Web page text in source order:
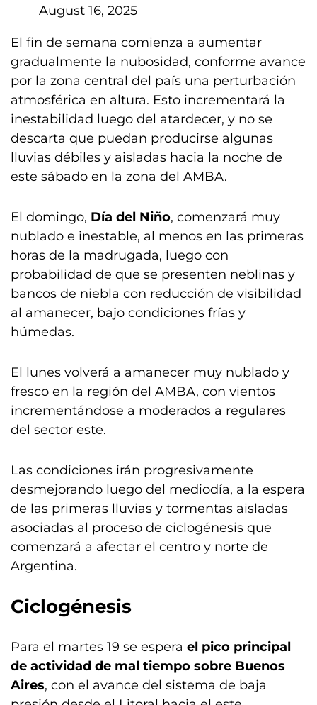
August 16, 2025
El fin de semana comienza a aumentar
gradualmente la nubosidad, conforme avance
por la zona central del país una perturbación
atmosférica en altura. Esto incrementará la
inestabilidad luego del atardecer, y no se
descarta que puedan producirse algunas
lluvias débiles y aisladas hacia la noche de
este sábado en la zona del AMBA.
El domingo, Día del Niño, comenzará muy
nublado e inestable, al menos en las primeras
horas de la madrugada, luego con
probabilidad de que se presenten neblinas y
bancos de niebla con reducción de visibilidad
al amanecer, bajo condiciones frías y
húmedas.
El lunes volverá a amanecer muy nublado y
fresco en la región del AMBA, con vientos
incrementándose a moderados a regulares
del sector este.
Las condiciones irán progresivamente
desmejorando luego del mediodía, a la espera
de las primeras lluvias y tormentas aisladas
asociadas al proceso de ciclogénesis que
comenzará a afectar el centro y norte de
Argentina.
Ciclogénesis
Para el martes 19 se espera el pico principal
de actividad de mal tiempo sobre Buenos
Aires, con el avance del sistema de baja